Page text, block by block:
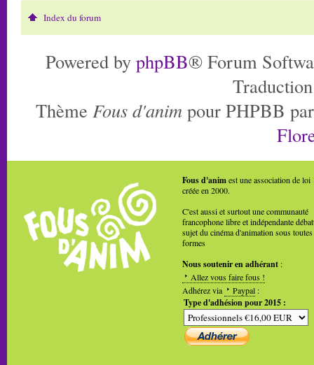
Index du forum
Powered by phpBB® Forum
Thème Fous d'anim pour PHPBB
Fous d'animest une association de loi
créée en 2000.
C'est aussi et surtout une communauté
francophone libre et indépendante
sujet du cinéma d'animation sous toutes
formes
Nous soutenir en adhérant :
Allez vous faire fous !
Adhérez via
Paypal :
Type d'adhésion pour 2015 :